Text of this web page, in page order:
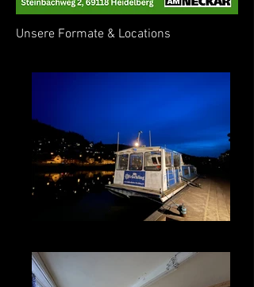
Unsere Formate & Locations